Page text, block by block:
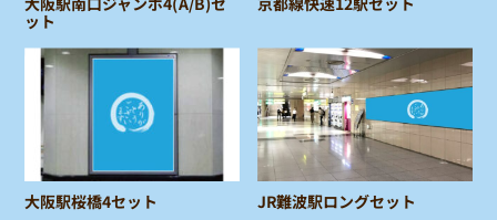
ット
大阪駅桜橋4セット JR難波駅ロングセット